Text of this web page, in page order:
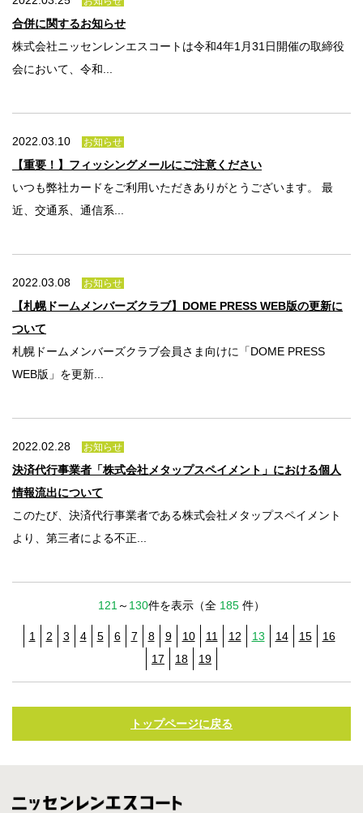
合併に関するお知らせ
株式会社ニッセンレンエスコートは令和4年1月31日開催の取締役
会において、令和...
2022.03.10 お知らせ
【重要！】フィッシングメールにご注意ください
いつも弊社カードをご利用いただきありがとうございます。 最
近、交通系、通信系...
2022.03.08 お知らせ
【札幌ドームメンバーズクラブ】DOME PRESS WEB版の更新に
ついて
札幌ドームメンバーズクラブ会員さま向けに「DOME PRESS
WEB版」を更新...
2022.02.28 お知らせ
決済代行事業者「株式会社メタップスペイメント」における個人
情報流出について
このたび、決済代行事業者である株式会社メタップスペイメント
より、第三者による不正...
121 ～ 130件を表示（全 185 件）
1 2 3 4 5 6 7 8 9 10 11 12 13 14 15
16
17
18 19
トップページに戻る